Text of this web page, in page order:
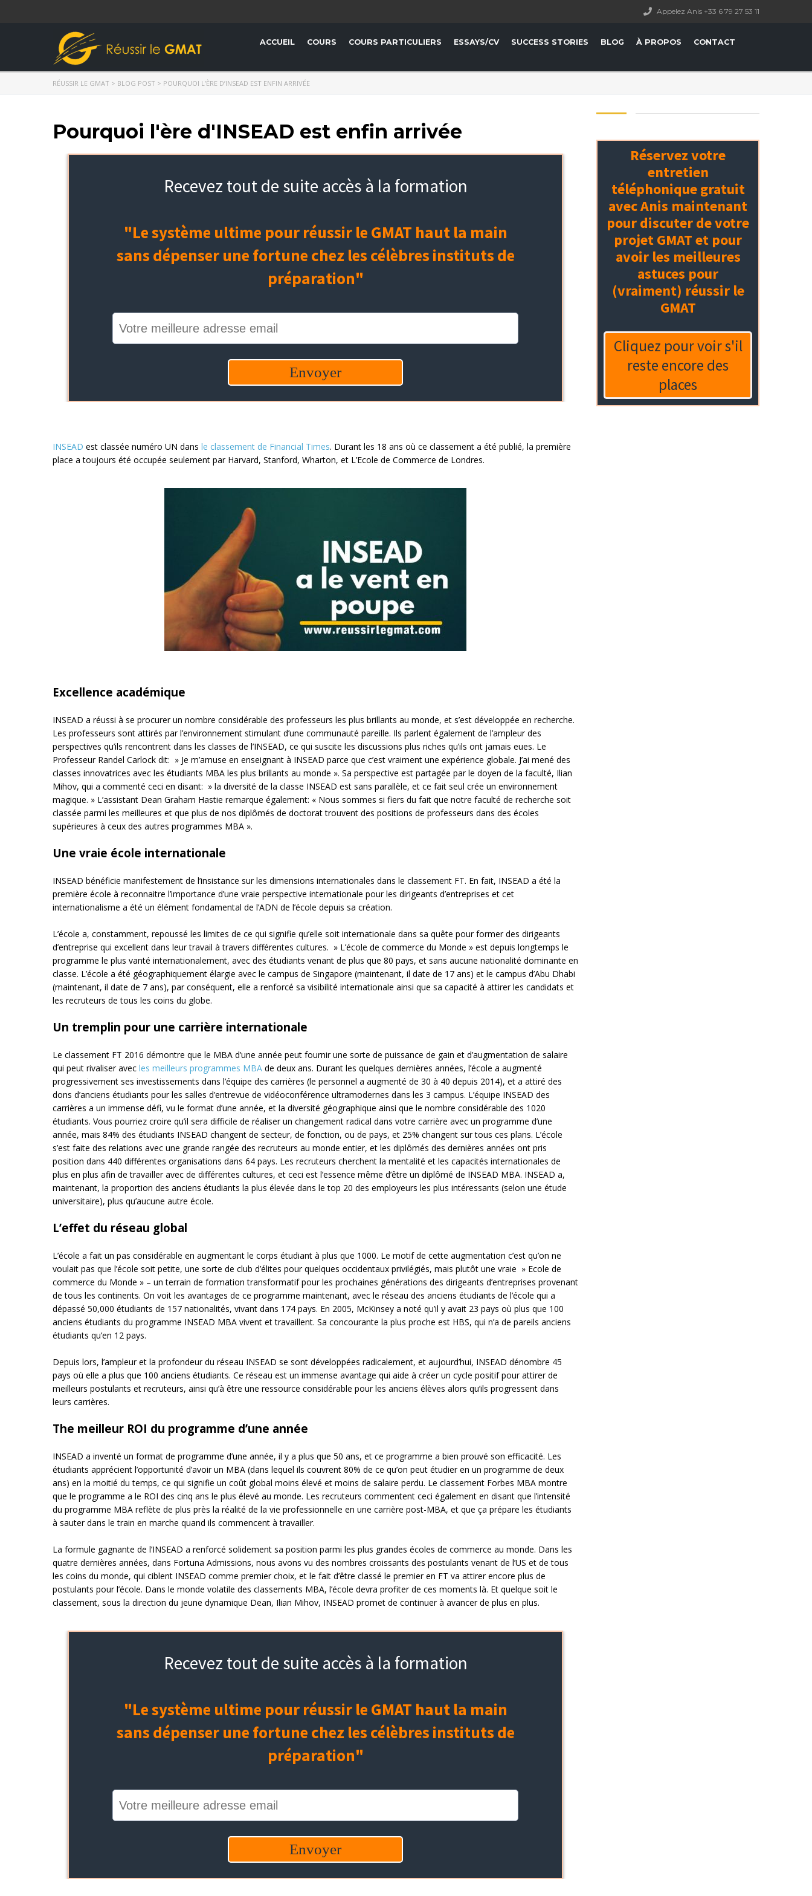
Appelez Anis +33 6 79 27 53 11
ACCUEIL COURS COURS PARTICULIERS ESSAYS/CV SUCCESS STORIES BLOG À PROPOS CONTACT
RÉUSSIR LE GMAT > BLOG POST > POURQUOI L’ÈRE D’INSEAD EST ENFIN ARRIVÉE
Pourquoi l'ère d'INSEAD est enfin arrivée
INSEAD est classée numéro UN dans le classement de Financial Times. Durant les 18 ans où ce classement a été publié, la première
place a toujours été occupée seulement par Harvard, Stanford, Wharton, et L’Ecole de Commerce de Londres.
Excellence académique
INSEAD a réussi à se procurer un nombre considérable des professeurs les plus brillants au monde, et s’est développée en recherche.
Les professeurs sont attirés par l’environnement stimulant d’une communauté pareille. Ils parlent également de l’ampleur des
perspectives qu’ils rencontrent dans les classes de l’INSEAD, ce qui suscite les discussions plus riches qu’ils ont jamais eues. Le
Professeur Randel Carlock dit: » Je m’amuse en enseignant à INSEAD parce que c’est vraiment une expérience globale. J’ai mené des
classes innovatrices avec les étudiants MBA les plus brillants au monde ». Sa perspective est partagée par le doyen de la faculté, Ilian
Mihov, qui a commenté ceci en disant: » la diversité de la classe INSEAD est sans parallèle, et ce fait seul crée un environnement
magique. » L’assistant Dean Graham Hastie remarque également: « Nous sommes si fiers du fait que notre faculté de recherche soit
classée parmi les meilleures et que plus de nos diplômés de doctorat trouvent des positions de professeurs dans des écoles
supérieures à ceux des autres programmes MBA ».
Une vraie école internationale
INSEAD bénéficie manifestement de l’insistance sur les dimensions internationales dans le classement FT. En fait, INSEAD a été la
première école à reconnaitre l’importance d’une vraie perspective internationale pour les dirigeants d’entreprises et cet
internationalisme a été un élément fondamental de l’ADN de l’école depuis sa création.
L’école a, constamment, repoussé les limites de ce qui signifie qu’elle soit internationale dans sa quête pour former des dirigeants
d’entreprise qui excellent dans leur travail à travers différentes cultures. » L’école de commerce du Monde » est depuis longtemps le
programme le plus vanté internationalement, avec des étudiants venant de plus que 80 pays, et sans aucune nationalité dominante en
classe. L’école a été géographiquement élargie avec le campus de Singapore (maintenant, il date de 17 ans) et le campus d’Abu Dhabi
(maintenant, il date de 7 ans), par conséquent, elle a renforcé sa visibilité internationale ainsi que sa capacité à attirer les candidats et
les recruteurs de tous les coins du globe.
Un tremplin pour une carrière internationale
Le classement FT 2016 démontre que le MBA d’une année peut fournir une sorte de puissance de gain et d’augmentation de salaire
qui peut rivaliser avec les meilleurs programmes MBA de deux ans. Durant les quelques dernières années, l’école a augmenté
progressivement ses investissements dans l’équipe des carrières (le personnel a augmenté de 30 à 40 depuis 2014), et a attiré des
dons d’anciens étudiants pour les salles d’entrevue de vidéoconférence ultramodernes dans les 3 campus. L’équipe INSEAD des
carrières a un immense défi, vu le format d’une année, et la diversité géographique ainsi que le nombre considérable des 1020
étudiants. Vous pourriez croire qu’il sera difficile de réaliser un changement radical dans votre carrière avec un programme d’une
année, mais 84% des étudiants INSEAD changent de secteur, de fonction, ou de pays, et 25% changent sur tous ces plans. L’école
s’est faite des relations avec une grande rangée des recruteurs au monde entier, et les diplômés des dernières années ont pris
position dans 440 différentes organisations dans 64 pays. Les recruteurs cherchent la mentalité et les capacités internationales de
plus en plus afin de travailler avec de différentes cultures, et ceci est l’essence même d’être un diplômé de INSEAD MBA. INSEAD a,
maintenant, la proportion des anciens étudiants la plus élevée dans le top 20 des employeurs les plus intéressants (selon une étude
universitaire), plus qu’aucune autre école.
L’effet du réseau global
L’école a fait un pas considérable en augmentant le corps étudiant à plus que 1000. Le motif de cette augmentation c’est qu’on ne
voulait pas que l’école soit petite, une sorte de club d’élites pour quelques occidentaux privilégiés, mais plutôt une vraie » Ecole de
commerce du Monde » – un terrain de formation transformatif pour les prochaines générations des dirigeants d’entreprises provenant
de tous les continents. On voit les avantages de ce programme maintenant, avec le réseau des anciens étudiants de l’école qui a
dépassé 50,000 étudiants de 157 nationalités, vivant dans 174 pays. En 2005, McKinsey a noté qu’il y avait 23 pays où plus que 100
anciens étudiants du programme INSEAD MBA vivent et travaillent. Sa concourante la plus proche est HBS, qui n’a de pareils anciens
étudiants qu’en 12 pays.
Depuis lors, l’ampleur et la profondeur du réseau INSEAD se sont développées radicalement, et aujourd’hui, INSEAD dénombre 45
pays où elle a plus que 100 anciens étudiants. Ce réseau est un immense avantage qui aide à créer un cycle positif pour attirer de
meilleurs postulants et recruteurs, ainsi qu’à être une ressource considérable pour les anciens élèves alors qu’ils progressent dans
leurs carrières.
The meilleur ROI du programme d’une année
INSEAD a inventé un format de programme d’une année, il y a plus que 50 ans, et ce programme a bien prouvé son efficacité. Les
étudiants apprécient l’opportunité d’avoir un MBA (dans lequel ils couvrent 80% de ce qu’on peut étudier en un programme de deux
ans) en la moitié du temps, ce qui signifie un coût global moins élevé et moins de salaire perdu. Le classement Forbes MBA montre
que le programme a le ROI des cinq ans le plus élevé au monde. Les recruteurs commentent ceci également en disant que l’intensité
du programme MBA reflète de plus près la réalité de la vie professionnelle en une carrière post-MBA, et que ça prépare les étudiants
à sauter dans le train en marche quand ils commencent à travailler.
La formule gagnante de l’INSEAD a renforcé solidement sa position parmi les plus grandes écoles de commerce au monde. Dans les
quatre dernières années, dans Fortuna Admissions, nous avons vu des nombres croissants des postulants venant de l’US et de tous
les coins du monde, qui ciblent INSEAD comme premier choix, et le fait d’être classé le premier en FT va attirer encore plus de
postulants pour l’école. Dans le monde volatile des classements MBA, l’école devra profiter de ces moments là. Et quelque soit le
classement, sous la direction du jeune dynamique Dean, Ilian Mihov, INSEAD promet de continuer à avancer de plus en plus.